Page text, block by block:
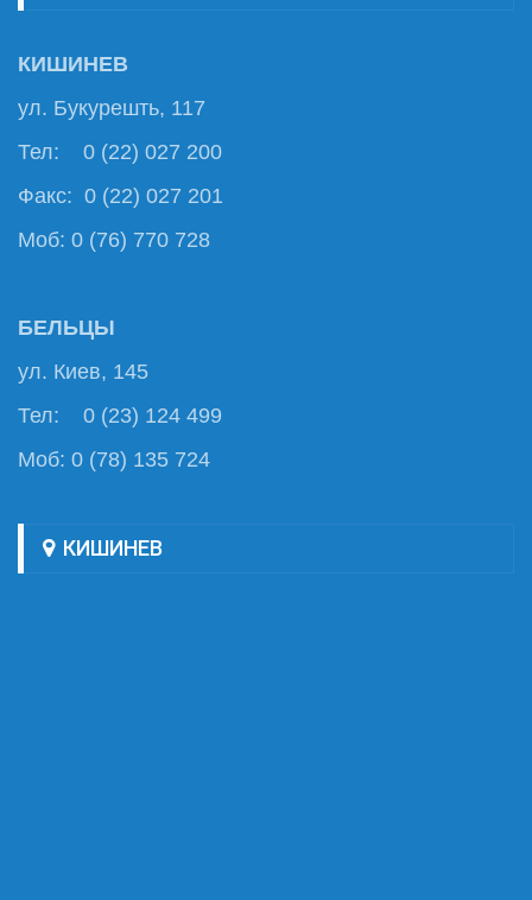
КИШИНЕВ
ул. Букурешть, 117
Тел: 0 (22) 027 200
Факс: 0 (22) 027 201
Моб: 0 (76) 770 728
БЕЛЬЦЫ
ул. Киев, 145
Тел: 0 (23) 124 499
Моб: 0 (78) 135 724
КИШИНЕВ